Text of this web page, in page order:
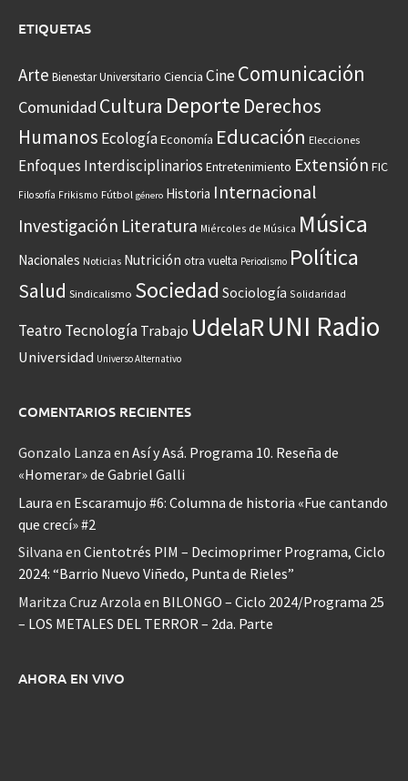
ETIQUETAS
Arte Bienestar Universitario Ciencia CineComunicación
Comunidad Cultura Deporte Derechos
Humanos EcologíaEconomía Educación Elecciones
Enfoques Interdisciplinarios Entretenimiento Extensión FIC
Filosofía Frikismo Fútbol género Historia Internacional
Investigación Literatura Miércoles de Música Música
Nacionales Noticias Nutrición otra vuelta Periodismo Política
Salud Sindicalismo Sociedad Sociología Solidaridad
Teatro Tecnología Trabajo UdelaRUNI Radio
Universidad Universo Alternativo
COMENTARIOS RECIENTES
Gonzalo Lanza en Así y Asá. Programa 10. Reseña de
«Homerar» de Gabriel Galli
Laura en Escaramujo #6: Columna de historia «Fue cantando
que crecí» #2
Silvana en Cientotrés PIM – Decimoprimer Programa, Ciclo
2024: “Barrio Nuevo Viñedo, Punta de Rieles”
Maritza Cruz Arzola en BILONGO – Ciclo 2024/Programa 25
– LOS METALES DEL TERROR – 2da. Parte
AHORA EN VIVO